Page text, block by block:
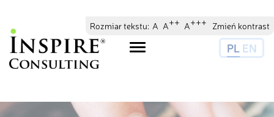
Rozmiar tekstu: A A++ A+++ Zmień kontrast
Toggle
PL EN